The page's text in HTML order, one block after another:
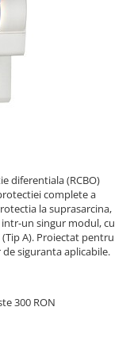
diferentiala (RCBO)
complete a
la suprasarcina,
un singur modul, cu
A). Proiectat pentru
siguranta aplicabile.
300 RON